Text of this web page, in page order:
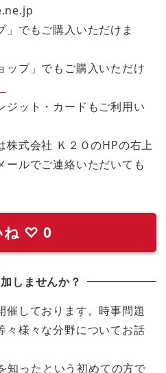
でもご購入いただけま
ップ」でもご購入いただけ
ジット・カードもご利用い
株式会社 Ｋ２ＯのHPの右上
ールでご連絡いただいても
ね ♡ 0
しませんか？
催しております。時事問題
々様々な分野についてお話
ったという初めての方で